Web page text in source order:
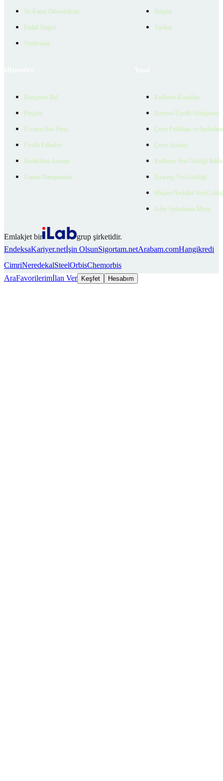
Ne Kadar Ödeyebilirim
Emlak Değeri
Verilerimiz
İletişim
Yardım
Danışman Bul
Projeler
Ücretsiz İlan Verin
Üyelik Paketleri
EmlakZeka Asistan
Uzman Danışmanlar
Kullanım Koşulları
Bireysel Üyelik Sözleşmesi
Çerez Politikası ve
Çerez Ayarları
Kullanıcı Veri Gizliliği
Ziyaretçi Veri Gizliliği
Müşteri Yetkilisi Veri
Aday Aydınlatma Metni
Emlakjet bir
grup şirketidir.
EndeksaKariyer.netİşin OlsunSigortam.netArabam.comHangikredi
CimriNeredekalSteelOrbisChemorbis
AraFavorilerimİlan Ver Keşfet Hesabım